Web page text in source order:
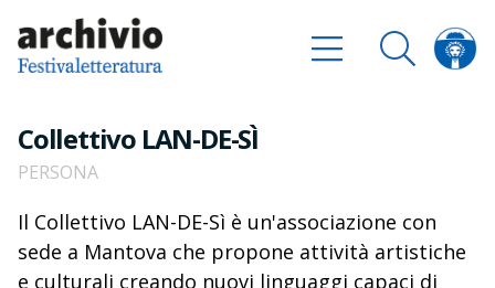
Collettivo LAN-DE-SÌ
PERSONA
Il Collettivo LAN-DE-Sì è un'associazione con
sede a Mantova che propone attività artistiche
e culturali creando nuovi linguaggi capaci di